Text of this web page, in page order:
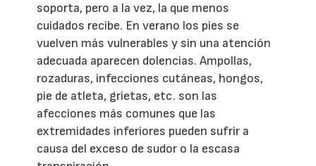
soporta, pero a la vez, la que menos
cuidados recibe. En verano los pies se
vuelven más vulnerables y sin una atención
adecuada aparecen dolencias. Ampollas,
rozaduras, infecciones cutáneas, hongos,
pie de atleta, grietas, etc. son las
afecciones más comunes que las
extremidades inferiores pueden sufrir a
causa del exceso de sudor o la escasa